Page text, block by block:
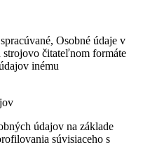
Osobné údaje v
strojovo čitateľnom formáte
inému
údajov na základe
súvisiaceho s